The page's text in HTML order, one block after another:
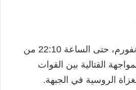
كما أفادت وكالة أوكرإنفورم، حتى الساعة 22:10 من
مايو/أيار، تم 189 المواجهة القتالية بين القوات
الروسية في الجبهة.